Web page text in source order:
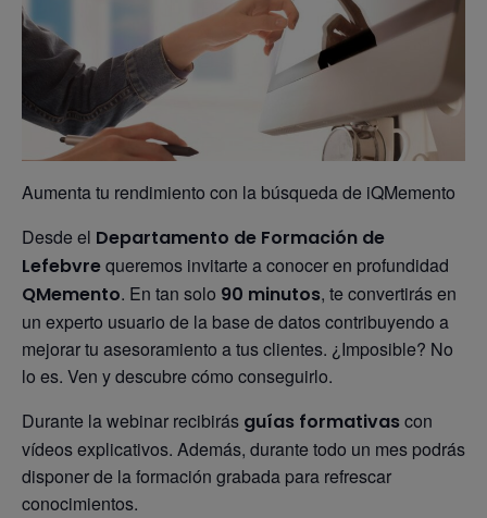
Aumenta tu rendimiento con la búsqueda de iQMemento
Desde el Departamento de Formación de
Lefebvrequeremos invitarte a conocer en profundidad
QMemento. En tan solo 90 minutos, te convertirás en
un experto usuario de la base de datos contribuyendo a
mejorar tu asesoramiento a tus clientes. ¿Imposible? No
lo es. Ven y descubre cómo conseguirlo.
Durante la webinar recibirás guías formativascon
vídeos explicativos. Además, durante todo un mes podrás
disponer de la formación grabada para refrescar
conocimientos.